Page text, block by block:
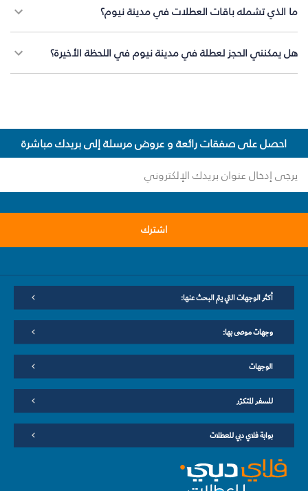
ما الذي تشمله باقات العطلات في مدينة نيوم؟
هل يمكنني الحجز لعطلة في مدينة نيوم في اللحظة الأخيرة؟
احصل على صفقات رائعة و عروض مرسلة إلى بريدك مباشرة
اشترك
أكثر الوجهات التي يتم البحث عنها:
وجهات موصى بها:
الوجهات
للسفر المتكرّر
بوابة فلاي دبي للعطلات